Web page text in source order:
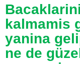
kalmamis
yanina
ne de